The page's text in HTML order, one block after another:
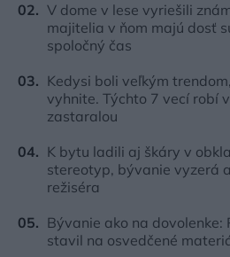
V dome v lese vyriešili
majitelia v ňom majú dosť
spoločný čas
Kedysi boli veľkým
vyhnite. Týchto 7 vecí robí
zastaralou
K bytu ladili aj škáry v
stereotyp, bývanie vyzerá
režiséra
Bývanie ako na dovolenke:
stavil na osvedčené